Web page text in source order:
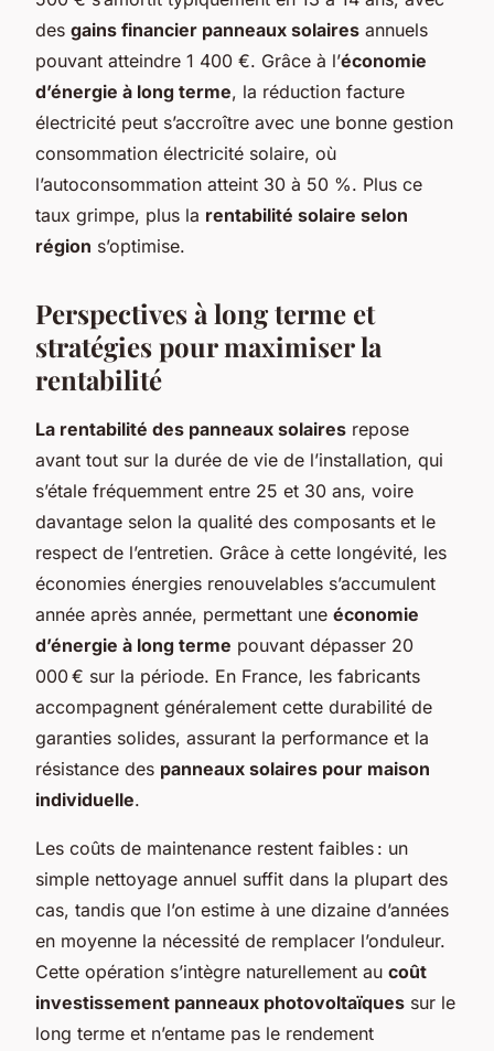
des gains financier panneaux solaires annuels
pouvant atteindre 1 400 €. Grâce à l’économie
d’énergie à long terme, la réduction facture
électricité peut s’accroître avec une bonne gestion
consommation électricité solaire, où
l’autoconsommation atteint 30 à 50 %. Plus ce
taux grimpe, plus la rentabilité solaire selon
région s’optimise.
Perspectives à long terme et
stratégies pour maximiser la
rentabilité
La rentabilité des panneaux solaires repose
avant tout sur la durée de vie de l’installation, qui
s’étale fréquemment entre 25 et 30 ans, voire
davantage selon la qualité des composants et le
respect de l’entretien. Grâce à cette longévité, les
économies énergies renouvelables s’accumulent
année après année, permettant une économie
d’énergie à long terme pouvant dépasser 20
000 € sur la période. En France, les fabricants
accompagnent généralement cette durabilité de
garanties solides, assurant la performance et la
résistance des panneaux solaires pour maison
individuelle.
Les coûts de maintenance restent faibles : un
simple nettoyage annuel suffit dans la plupart des
cas, tandis que l’on estime à une dizaine d’années
en moyenne la nécessité de remplacer l’onduleur.
Cette opération s’intègre naturellement au coût
investissement panneaux photovoltaïques sur le
long terme et n’entame pas le rendement